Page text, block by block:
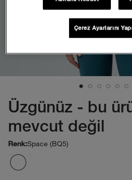
Üzgünüz - bu
mevcut değil
Renk:Space (BQ5)
Çerez Ayarlarını